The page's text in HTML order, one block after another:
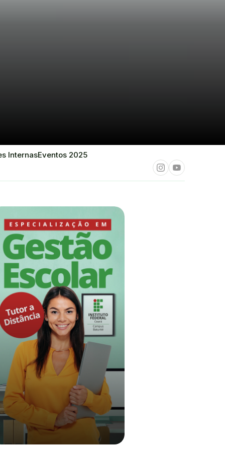
InternasEventos 2025
Instagram
Youtube